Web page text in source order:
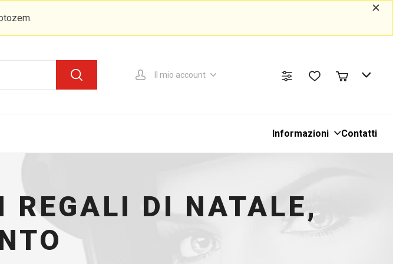
Il mio account
Informazioni Contatti
REGALI DI NATALE,